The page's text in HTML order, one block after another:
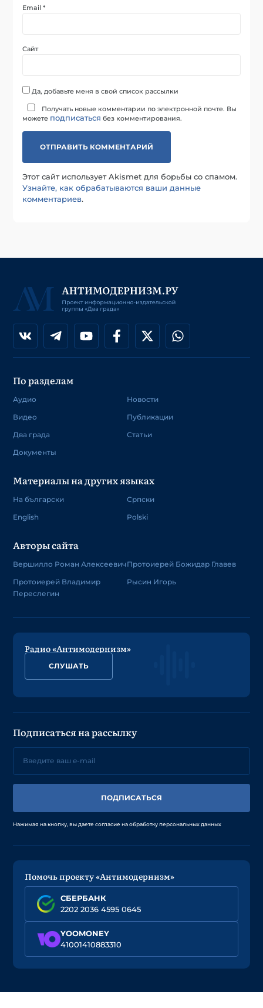
Email*
Сайт
Да, добавьте меня в свой список рассылки
Получать новые комментарии по электронной почте. Вы
можете подписаться без комментирования.
Этот сайт использует Akismet для борьбы со спамом.
Узнайте, как обрабатываются ваши данные
комментариев.
По разделам
Аудио
Видео
Два града
Документы
Новости
Публикации
Статьи
Материалы на других языках
На български
English
Српски
Polski
Авторы сайта
Вершилло Роман Алексеевич
Протоиерей Владимир
Переслегин
Протоиерей Божидар Главев
Рысин Игорь
Радио «Антимодернизм»
СЛУШАТЬ
Подписаться на рассылку
ПОДПИСАТЬСЯ
Нажимая на кнопку, вы даете согласие на обработку персональных данных
Помочь проекту «Антимодернизм»
СБЕРБАНК
2202 2036 4595 0645
YOOMONEY
41001410883310